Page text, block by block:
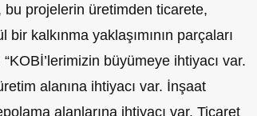
bu projelerin üretimden ticarete,
kalkınma yaklaşımının parçaları
büyümeye ihtiyacı var.
alanına ihtiyacı var. İnşaat
alanlarına ihtiyacı var. Ticaret